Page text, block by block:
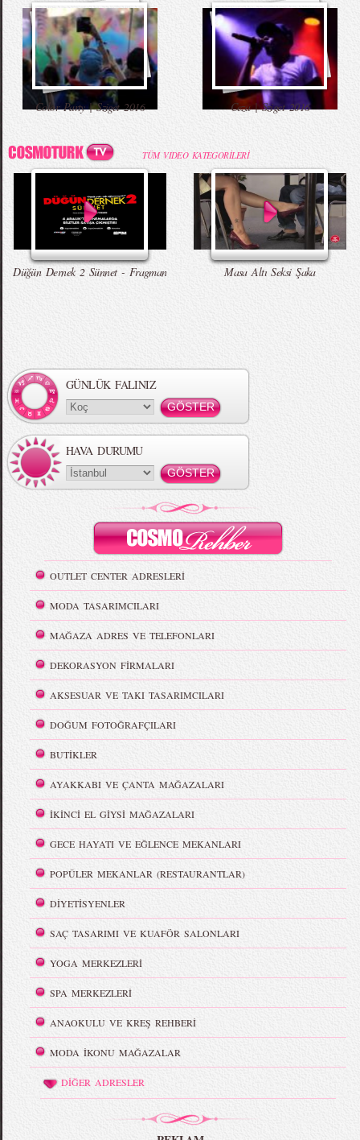
Color Party | Sziget 2016 Ceza | Sziget 2016
TÜM VIDEO KATEGORİLERİ
Düğün Dernek 2 Sünnet - Fragman Masa Altı Seksi Şaka
GÜNLÜK FALINIZ
HAVA DURUMU
OUTLET CENTER ADRESLERİ
MODA TASARIMCILARI
MAĞAZA ADRES VE TELEFONLARI
DEKORASYON FİRMALARI
AKSESUAR VE TAKI TASARIMCILARI
DOĞUM FOTOĞRAFÇILARI
BUTİKLER
AYAKKABI VE ÇANTA MAĞAZALARI
İKİNCİ EL GİYSİ MAĞAZALARI
GECE HAYATI VE EĞLENCE MEKANLARI
POPÜLER MEKANLAR (RESTAURANTLAR)
DİYETİSYENLER
SAÇ TASARIMI VE KUAFÖR SALONLARI
YOGA MERKEZLERİ
SPA MERKEZLERİ
ANAOKULU VE KREŞ REHBERİ
MODA İKONU MAĞAZALAR
DİĞER ADRESLER